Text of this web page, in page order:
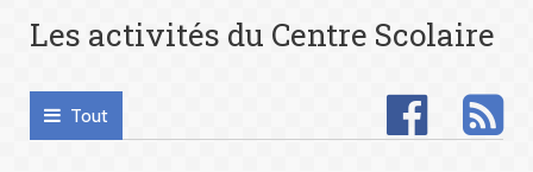
Les activités du Centre Scolaire
Tout